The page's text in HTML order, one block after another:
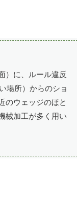
）に、ルール違反
場所）からのショ
のウェッジのほと
械加工が多く用い